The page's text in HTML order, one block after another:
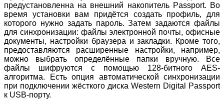
предустановленна на внешний накопитель Passport. Во
время установки вам придётся создать профиль, для
которого нужно задать пароль. Затем задаются файлы
для синхронизации: файлы электронной почты, офисные
документы, настройки браузера и закладки. Кроме того,
предоставляются расширенные настройки, например,
можно выбрать определённые папки вручную. Все
файлы шифруются с помощью 128-битного AES-
алгоритма. Есть опция автоматической синхронизации
при подключении жёсткого диска Western Digital Passport
к USB-порту.